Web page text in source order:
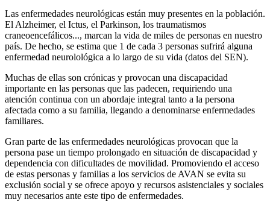
Las enfermedades neurológicas están muy presentes en la población.
El Alzheimer, el Ictus, el Parkinson, los traumatismos
craneoencefálicos..., marcan la vida de miles de personas en nuestro
país. De hecho, se estima que 1 de cada 3 personas sufrirá alguna
enfermedad neurolológica a lo largo de su vida (datos del SEN).
Muchas de ellas son crónicas y provocan una discapacidad
importante en las personas que las padecen, requiriendo una
atención continua con un abordaje integral tanto a la persona
afectada como a su familia, llegando a denominarse enfermedades
familiares.
Gran parte de las enfermedades neurológicas provocan que la
persona pase un tiempo prolongado en situación de discapacidad y
dependencia con dificultades de movilidad. Promoviendo el acceso
de estas personas y familias a los servicios de AVAN se evita su
exclusión social y se ofrece apoyo y recursos asistenciales y sociales
muy necesarios ante este tipo de enfermedades.